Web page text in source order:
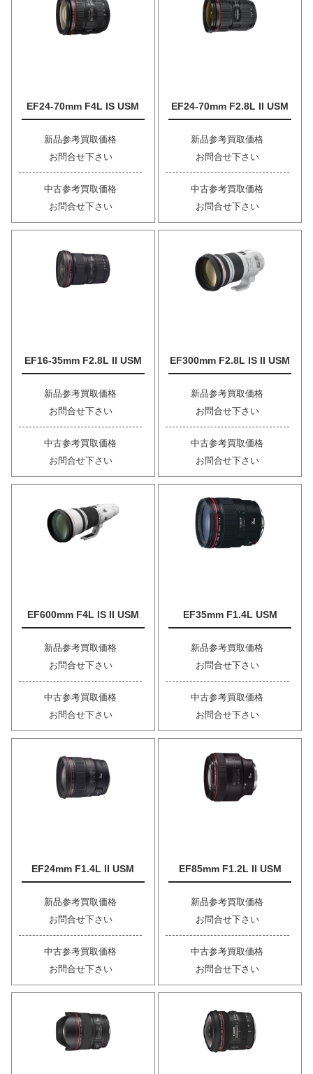
EF24-70mm F4L IS USM
新品参考買取価格
お問合せ下さい
中古参考買取価格
お問合せ下さい
EF24-70mm F2.8L II USM
新品参考買取価格
お問合せ下さい
中古参考買取価格
お問合せ下さい
EF16-35mm F2.8L II USM
新品参考買取価格
お問合せ下さい
中古参考買取価格
お問合せ下さい
EF300mm F2.8L IS II USM
新品参考買取価格
お問合せ下さい
中古参考買取価格
お問合せ下さい
EF600mm F4L IS II USM
新品参考買取価格
お問合せ下さい
中古参考買取価格
お問合せ下さい
EF35mm F1.4L USM
新品参考買取価格
お問合せ下さい
中古参考買取価格
お問合せ下さい
EF24mm F1.4L II USM
新品参考買取価格
お問合せ下さい
中古参考買取価格
お問合せ下さい
EF85mm F1.2L II USM
新品参考買取価格
お問合せ下さい
中古参考買取価格
お問合せ下さい